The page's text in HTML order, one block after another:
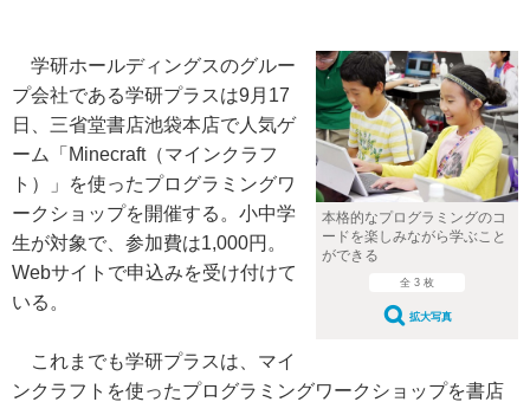
本格的なプログラミングのコ
ードを楽しみながら学ぶこと
ができる
全 3 枚
拡大写真
学研ホールディングスのグルー
プ会社である学研プラスは9月17
日、三省堂書店池袋本店で人気ゲ
ーム「Minecraft（マインクラフ
ト）」を使ったプログラミングワ
ークショップを開催する。小中学
生が対象で、参加費は1,000円。
Webサイトで申込みを受け付けて
いる。
これまでも学研プラスは、マイ
ンクラフトを使ったプログラミングワークショップを書店